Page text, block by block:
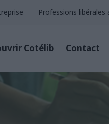
Professions
Cotélib Contact